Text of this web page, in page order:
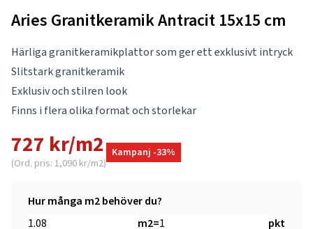
Aries Granitkeramik Antracit 15x15 cm
Härliga granitkeramikplattor som ger ett exklusivt intryck
Slitstark granitkeramik
Exklusiv och stilren look
Finns i flera olika format och storlekar
727 kr/m2
(Ord. pris: 1,090 kr/m2)
Kampanj -33%
Hur många m2 behöver du?
m2= pkt